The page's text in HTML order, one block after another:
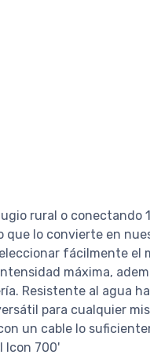
rural o
que lo convierte en
fácilmente el
máxima,
Resistente al agua
para cualquier
un cable lo
Icon 700'